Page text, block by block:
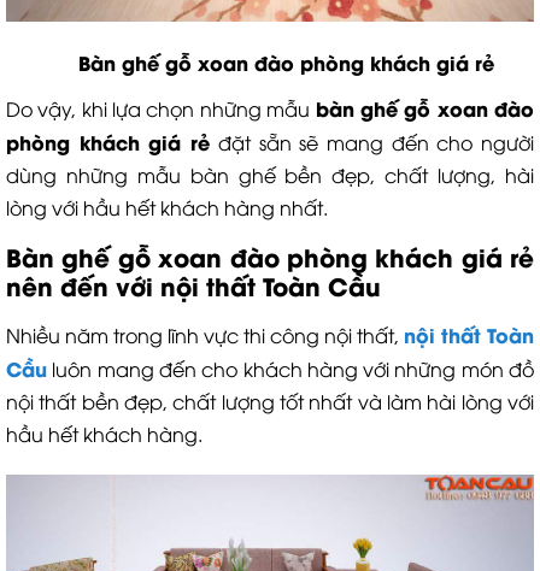
Bàn ghế gỗ xoan đào phòng khách giá rẻ
Do vậy, khi lựa chọn những mẫu bàn ghế gỗ xoan đào
phòng kháchgiá rẻ đặt sẵn sẽ mang đến cho người
dùng những mẫu bàn ghế bền đẹp, chất lượng, hài
lòng với hầu hết khách hàng nhất.
Bàn ghế gỗ xoan đào phòng khách giá rẻ
nên đến với nội thất Toàn Cầu
Nhiều năm trong lĩnh vực thi công nội thất, nội thất Toàn
Cầu luôn mang đến cho khách hàng với những món đồ
nội thất bền đẹp, chất lượng tốt nhất và làm hài lòng với
hầu hết khách hàng.